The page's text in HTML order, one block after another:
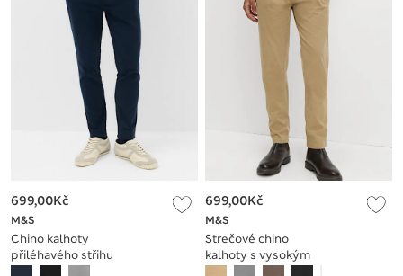
M&S
Chino kalhoty
přiléhavého střihu
699,00Kč
M&S
Strečové chino
kalhoty s vysokým
699,00Kč